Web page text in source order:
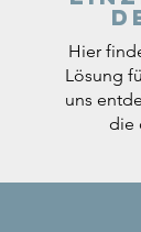
Hier
Lösung
uns
die